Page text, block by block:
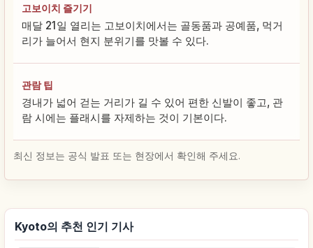
고보이치 즐기기
매달 21일 열리는 고보이치에서는 골동품과 공예품, 먹거
리가 늘어서 현지 분위기를 맛볼 수 있다.
관람 팁
경내가 넓어 걷는 거리가 길 수 있어 편한 신발이 좋고, 관
람 시에는 플래시를 자제하는 것이 기본이다.
최신 정보는 공식 발표 또는 현장에서 확인해 주세요.
Kyoto의 추천 인기 기사